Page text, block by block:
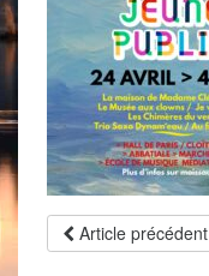
Article précédent